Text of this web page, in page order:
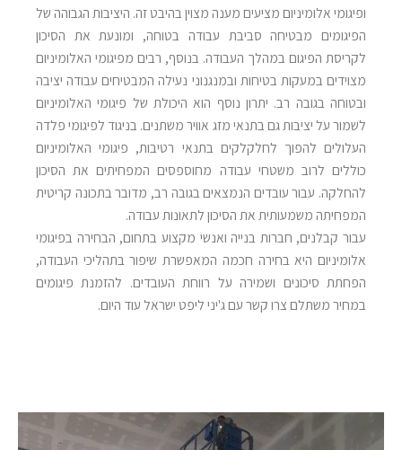
ופיגומי אלומיניום מציעים מענה מצוין בהיבט זה. היציבות הגבוהה של
הפיגומים מבטיחה סביבת עבודה בטוחה, ומונעת את הסיכון
לקריסת הפיגום במהלך העבודה. בנוסף, רבים מפיגומי האלומיניום
מצוידים במעקות בטיחות ובמנגנוני נעילה המבטיחים עבודה יציבה
ובטוחה בגובה רב. יתרון נוסף הוא היכולת של פיגומי האלומיניום
לשמור על יציבות גם בתנאי מזג אוויר משתנים. בניגוד לפיגומי פלדה
העלולים להפוך לחלקלקים בתנאי רטיבות, פיגומי האלומיניום
כוללים לרוב משטחי עבודה מחוספסים המפחיתים את הסיכון
להחלקה. עבור עובדים הנמצאים בגובה רב, מדובר בתכונה קריטית
המפחיתה משמעותית את הסיכון לתאונות עבודה.
עבור קבלנים, חברות בנייה ואנשי מקצוע בתחום, הבחירה בפיגומי
אלומיניום היא בחירה חכמה המאפשרת שיפור בתהליכי העבודה,
הפחתת סיכונים ושמירה על רווחת העובדים. להזמנת פיגומים
במחיר משתלם צרו קשר עם ג'יני ליפט ישראל עוד היום.